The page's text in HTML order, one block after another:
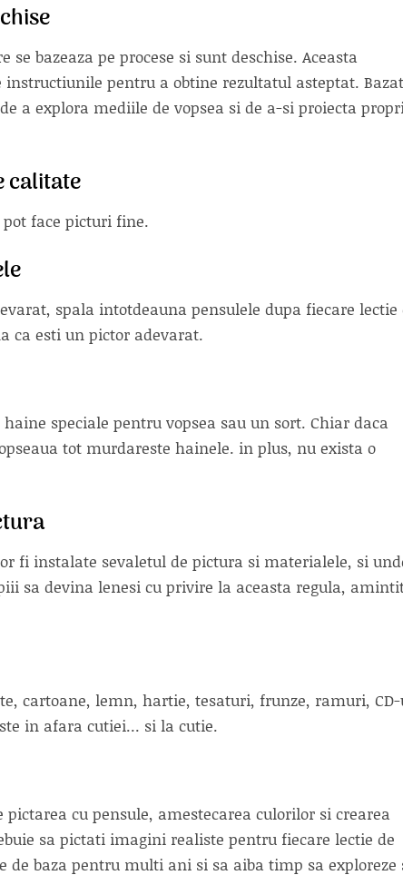
bazeaza pe procese si sunt deschise. Aceasta
instructiunile pentru a obtine rezultatul asteptat. Bazat
a explora mediile de vopsea si de a-si proiecta
calitate
face picturi fine.
spala intotdeauna pensulele dupa fiecare lectie
ca esti un pictor adevarat.
speciale pentru vopsea sau un sort. Chiar daca
tot murdareste hainele. in plus, nu exista o
fi instalate sevaletul de pictura si materialele, si
sa devina lenesi cu privire la aceasta regula,
cartoane, lemn, hartie, tesaturi, frunze, ramuri,
in afara cutiei... si la cutie.
cu pensule, amestecarea culorilor si crearea
sa pictati imagini realiste pentru fiecare lectie de
de baza pentru multi ani si sa aiba timp sa exploreze